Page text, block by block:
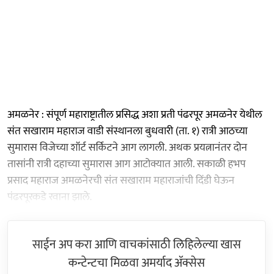
अमळनेर : संपूर्ण महाराष्ट्रातील प्रसिद्ध अशा प्रती पंढरपूर अमळनेर येथील
संत सखाराम महाराज वाडी संस्थानला बुधवारी (ता. १) रात्री आठच्या
सुमारास विजेच्या शॉर्ट सर्किटने आग लागली. अथक प्रयत्नानंतर दोन
तासांनी रात्री दहाच्या सुमारास आग आटोक्यात आली. सकाळी हभप
प्रसाद महाराज अमळनेरची संत सखाराम महाराजांची दिंडी घेऊन
पंढरपूरकडे रवाना झाले.
साईन अप करा आणि वाचकांसाठी लिहिलेल्या खास
कन्टेन्टचा मिळवा अमर्याद ॲक्सेस